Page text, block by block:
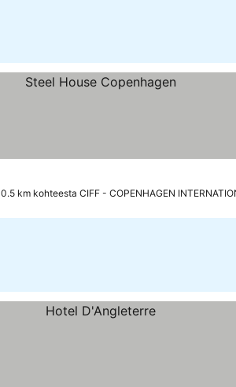
0.5 km kohteesta CIFF - COPENHAGEN